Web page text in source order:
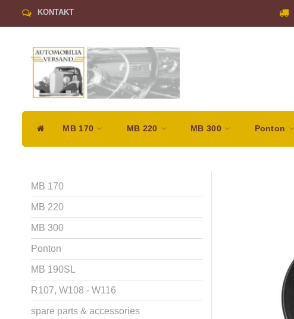
KONTAKT
MB 170 MB 220 MB 300 Ponton
MB 170
MB 220
MB 300
Ponton
MB 190SL
R107, W108 - W116
spare parts & accessories